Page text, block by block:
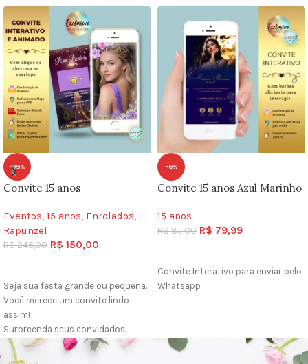
-39%
Convite 15 anos
Eventos 15 anos Enrolados
Rapunzel
R$245,00 R$ 150,00
Seja sua festa grande ou pequena.
Você merece um convite lindo
assim!
Surpreenda seus convidados!
Além de lindo, este convite é
-6%
Convite 15 anos Azul Marinho
15 anos
R$85,00 R$ 79,99
Convite Interativo para enviar pelo
Whatsapp